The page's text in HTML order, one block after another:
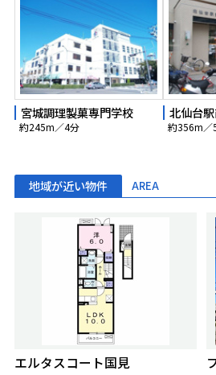
宮城調理製菓専門学校
約245m／4分
北仙台
約356m／
地域が近い物件 AREA
エルタスコート国見